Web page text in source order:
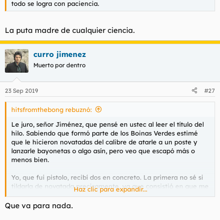
l
m
a
i
todo se logra con paciencia.
La puta madre de cualquier ciencia.
curro jimenez
Muerto por dentro
23 Sep 2019 #27
hitsfromthebong rebuznó:
Le juro, señor Jiménez, que pensé en ustec al leer el título del
hilo. Sabiendo que formó parte de los Boinas Verdes estimé
que le hicieron novatadas del calibre de atarle a un poste y
lanzarle bayonetas o algo asín, pero veo que escapó más o
menos bien.
Yo, que fui pistolo, recibí dos en concreto. La primera no sé si
tildarla de novatada precisamente, ya que consistió en que me
petaron la taquilla y me mangaron las pocas cosas de valor
que tenía allí dentro. La segunda fue más hardcore. Resulta
que estaba durmiendo plácidamente y me tiraron de la litera,
Haz clic para expandir...
Que va para nada.